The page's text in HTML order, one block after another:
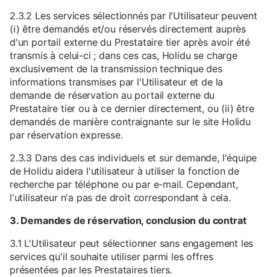
2.3.2 Les services sélectionnés par l'Utilisateur peuvent
(i) être demandés et/ou réservés directement auprès
d'un portail externe du Prestataire tier après avoir été
transmis à celui-ci ; dans ces cas, Holidu se charge
exclusivement de la transmission technique des
informations transmises par l'Utilisateur et de la
demande de réservation au portail externe du
Prestataire tier ou à ce dernier directement, ou (ii) être
demandés de manière contraignante sur le site Holidu
par réservation expresse.
2.3.3 Dans des cas individuels et sur demande, l'équipe
de Holidu aidera l'utilisateur à utiliser la fonction de
recherche par téléphone ou par e-mail. Cependant,
l'utilisateur n'a pas de droit correspondant à cela.
3. Demandes de réservation, conclusion du contrat
3.1 L'Utilisateur peut sélectionner sans engagement les
services qu'il souhaite utiliser parmi les offres
présentées par les Prestataires tiers.